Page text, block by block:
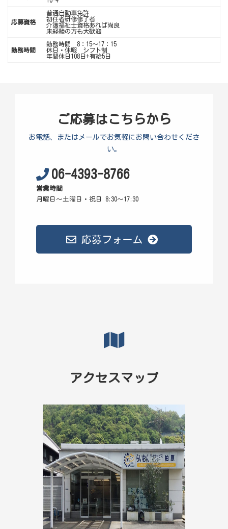
応募資格
普通自動車免許
初任者研修修了者
介護福祉士資格あれば尚良
未経験の方も大歓迎
勤務時間
勤務時間 8：15～17：15
休日・休暇 シフト制
年間休日108日+有給5日
ご応募はこちらから
お電話、またはメールでお気軽にお問い合わせくださ
い。
06-4393-8766
営業時間
月曜日～土曜日・祝日 8:30～17:30
応募フォーム
アクセスマップ